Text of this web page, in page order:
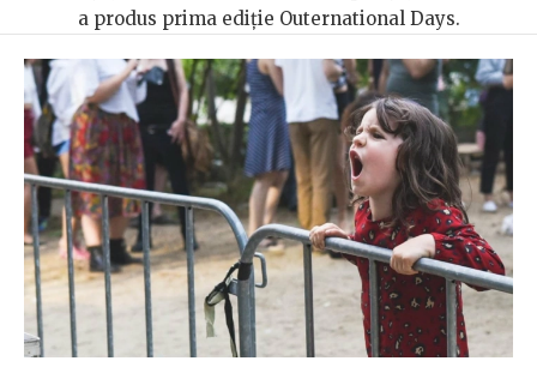
a produs prima ediție Outernational Days.